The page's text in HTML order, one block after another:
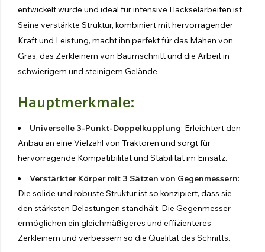
entwickelt wurde und ideal für intensive Häckselarbeiten ist.
Seine verstärkte Struktur, kombiniert mit hervorragender
Kraft und Leistung, macht ihn perfekt für das Mähen von
Gras, das Zerkleinern von Baumschnitt und die Arbeit in
schwierigem und steinigem Gelände
Hauptmerkmale:
Universelle 3-Punkt-Doppelkupplung: Erleichtert den
Anbau an eine Vielzahl von Traktoren und sorgt für
hervorragende Kompatibilität und Stabilität im Einsatz.
Verstärkter Körper mit 3 Sätzen von Gegenmessern:
Die solide und robuste Struktur ist so konzipiert, dass sie
den stärksten Belastungen standhält. Die Gegenmesser
ermöglichen ein gleichmäßigeres und effizienteres
Zerkleinern und verbessern so die Qualität des Schnitts.
Entdecken Sie die Produkte
Bars
Stäbe zwischen den Reihen
Abgeschleppte Waggons
Vorderseite Zisterne
Übertragene Gruppen
Entdecken Sie die Produkte